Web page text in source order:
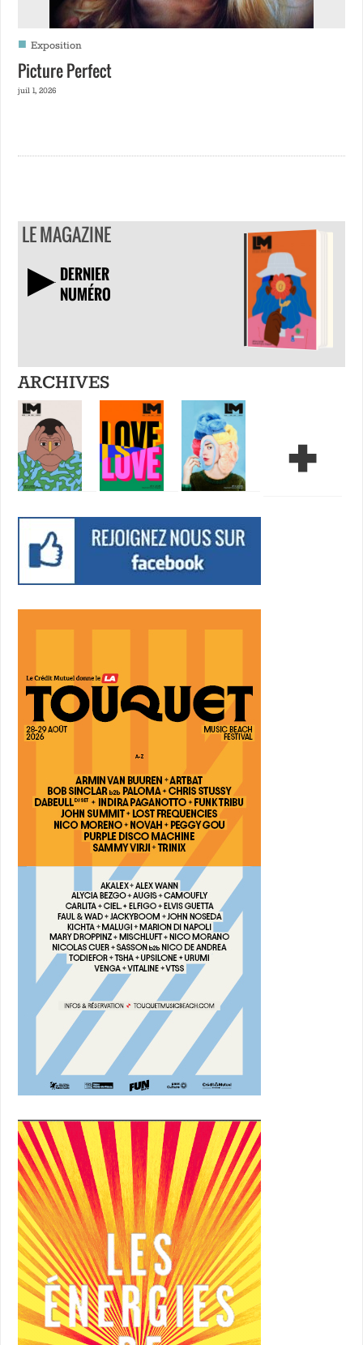
■ Exposition
Picture Perfect
juil 1, 2026
LE MAGAZINE
DERNIER
NUMÉRO
TÉLÉCHARGER
ARCHIVES +